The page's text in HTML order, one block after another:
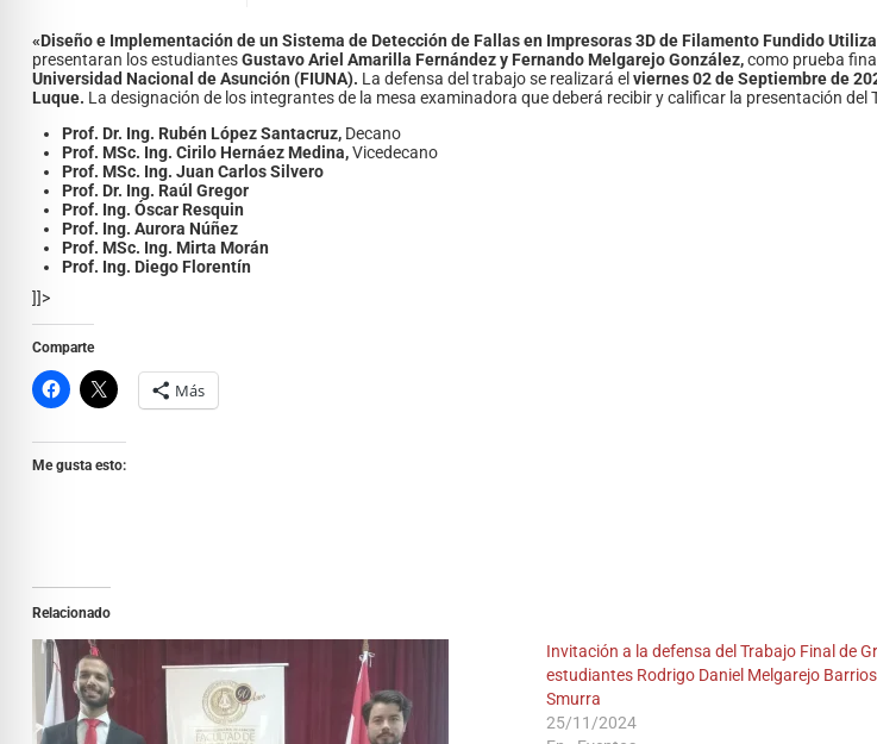
«Diseño e Implementación de un Sistema de Detección de Fallas en Impresoras 3D de Filamento Fundido
presentaran los estudiantesGustavo Ariel Amarilla Fernández y Fernando Melgarejo González,como prueba
Universidad Nacional de Asunción (FIUNA). La defensa del trabajo se realizará el viernes 02 de Septiembrede
Luque. La designación de los integrantes de la mesa examinadora que deberá recibir y calificar la presentación
Prof. Dr. Ing. Rubén López Santacruz, Decano
Prof. MSc. Ing. Cirilo Hernáez Medina,Vicedecano
Prof. MSc. Ing. Juan Carlos Silvero
Prof. Dr. Ing. Raúl Gregor
Prof. Ing. Óscar Resquin
Prof. Ing. Aurora Núñez
Prof. MSc. Ing. Mirta Morán
Prof. Ing. Diego Florentín
]]>
Comparte
Más
Me gusta esto:
Relacionado
Invitación a la defensa del Trabajo Final de
estudiantes Rodrigo Daniel Melgarejo
Smurra
25/11/2024